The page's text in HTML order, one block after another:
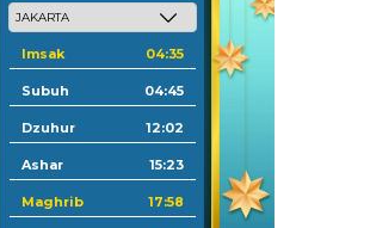
Imsak 04:35
Subuh 04:45
Dzuhur 12:02
Ashar 15:23
Maghrib 17:58